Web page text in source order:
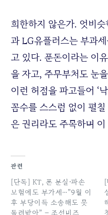
희한하지 않은가. 엇비
과 LG유플러스는 부과
고 있다. 푼돈이라는 이
을 자고, 주무부처도 눈
이런 허점을 파고들어 ‘
꼼수를 스스럼 없이 펼
은 권리라도 주목하며
관련
[단독] KT, 폰 분실⋅파손
보험에도 부가세…”9월 이
후 부당이득 소송해도 못
돌려받아” – 조선비즈
[